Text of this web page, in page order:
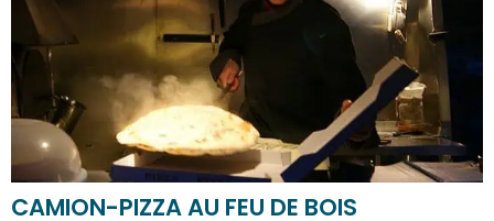
CAMION-PIZZA AU FEU DE BOIS